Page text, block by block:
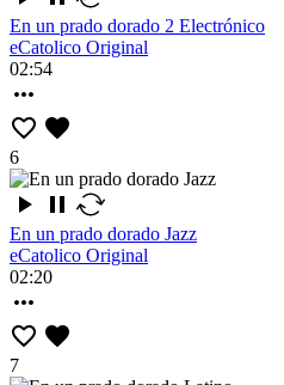
En un prado dorado 2 Electrónico
eCatolico Original
02:54
6
En un prado dorado Jazz
eCatolico Original
02:20
7